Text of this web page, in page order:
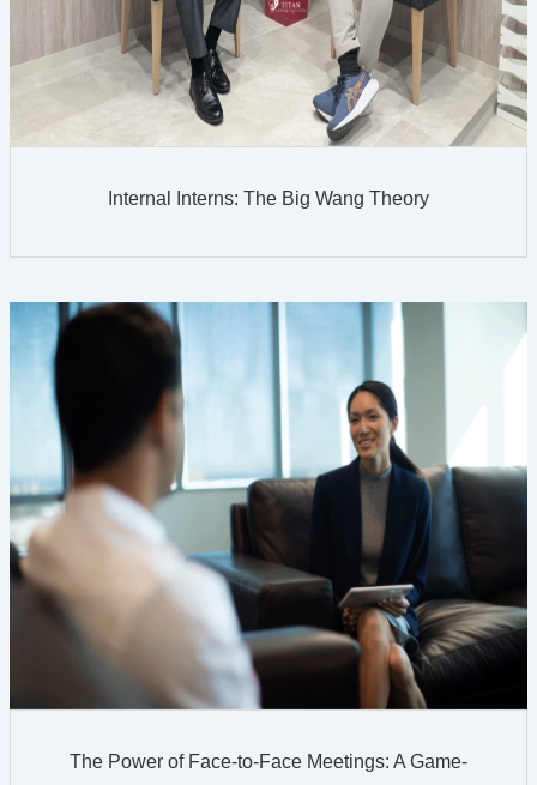
Internal Interns: The Big Wang Theory
The Power of Face-to-Face Meetings: A Game-